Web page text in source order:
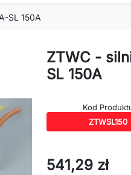
SL 150A
ZTWC -
SL 150A
Kod
ZTWSL150
541,29 zł